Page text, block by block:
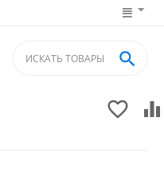
 
